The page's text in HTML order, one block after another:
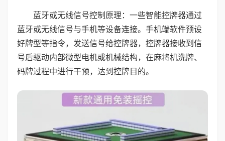
蓝牙或无线信号控制原理：一些智能控牌器通过
蓝牙或无线信号与手机等设备连接。手机端软件预设
好牌型等指令，发送信号给控牌器，控牌器接收到信
号后驱动内部微型电机或机械结构，在麻将机洗牌、
码牌过程中进行干预，达到控牌目的。